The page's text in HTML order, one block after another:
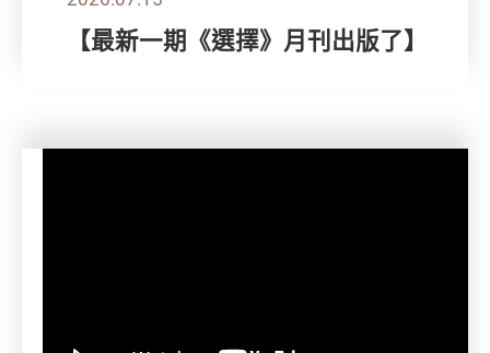
【最新一期《選擇》月刊出版了】